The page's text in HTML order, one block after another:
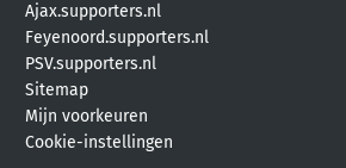
Ajax.supporters.nl
Feyenoord.supporters.nl
PSV.supporters.nl
Sitemap
Mijn voorkeuren
Cookie-instellingen